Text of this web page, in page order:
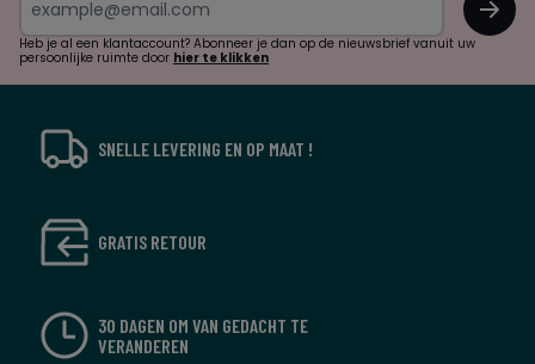
verrassingen?
Heb je al een klantaccount? Abonneer je dan op de nieuwsbrief vanuit uw
persoonlijke ruimte door hier te klikken
SNELLE LEVERING EN OP MAAT !
GRATIS RETOUR
30 DAGEN OM VAN GEDACHT TE
VERANDEREN